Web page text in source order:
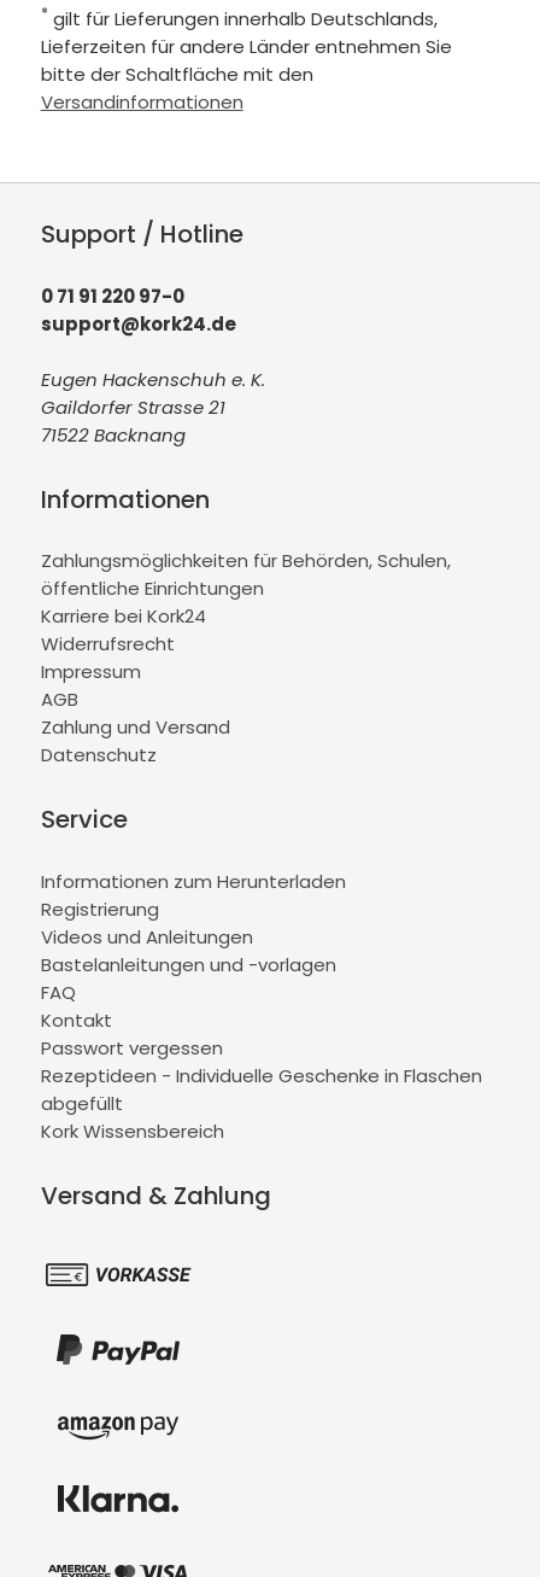
* gilt für Lieferungen innerhalb Deutschlands,
Lieferzeiten für andere Länder entnehmen Sie
bitte der Schaltfläche mit den
Versandinformationen
Support / Hotline
0 71 91 220 97-0
support@kork24.de
Eugen Hackenschuh e. K.
Gaildorfer Strasse 21
71522 Backnang
Informationen
Zahlungsmöglichkeiten für Behörden, Schulen,
öffentliche Einrichtungen
Karriere bei Kork24
Widerrufsrecht
Impressum
AGB
Zahlung und Versand
Datenschutz
Service
Informationen zum Herunterladen
Registrierung
Videos und Anleitungen
Bastelanleitungen und -vorlagen
FAQ
Kontakt
Passwort vergessen
Rezeptideen - Individuelle Geschenke in Flaschen
abgefüllt
Kork Wissensbereich
Versand & Zahlung